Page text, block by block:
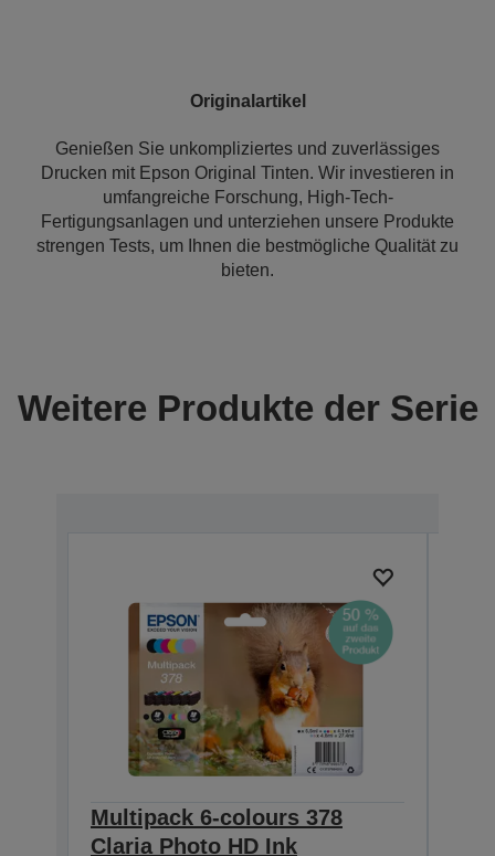
Originalartikel
Genießen Sie unkompliziertes und zuverlässiges
Drucken mit Epson Original Tinten. Wir investieren in
umfangreiche Forschung, High-Tech-
Fertigungsanlagen und unterziehen unsere Produkte
strengen Tests, um Ihnen die bestmögliche Qualität zu
bieten.
Weitere Produkte der Serie
Multipack 6-colours 378
Claria Photo HD Ink